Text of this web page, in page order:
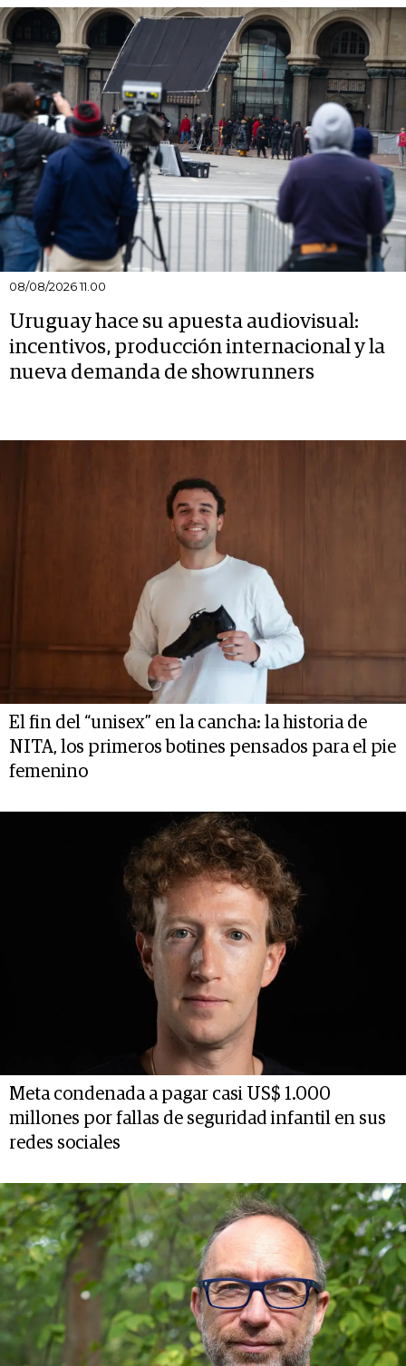
08/08/2026 11.00
Uruguay hace su apuesta audiovisual:
incentivos, producción internacional y la
nueva demanda de showrunners
El fin del “unisex” en la cancha: la historia de
NITA, los primeros botines pensados para el pie
femenino
Meta condenada a pagar casi US$ 1.000
millones por fallas de seguridad infantil en sus
redes sociales